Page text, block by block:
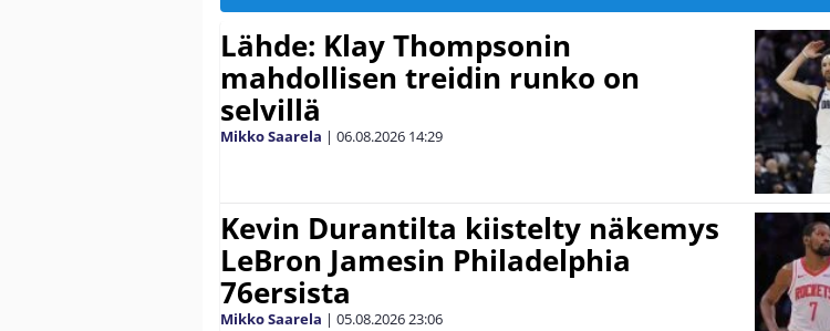
Lähde: Klay Thompsonin
mahdollisen treidin runko on
selvillä
Mikko Saarela | 06.08.2026 14:29
Kevin Durantilta kiistelty näkemys
LeBron Jamesin Philadelphia
76ersista
Mikko Saarela | 05.08.202623:06